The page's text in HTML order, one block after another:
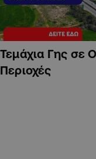
Τεμάχια Γης σε
Περιοχές